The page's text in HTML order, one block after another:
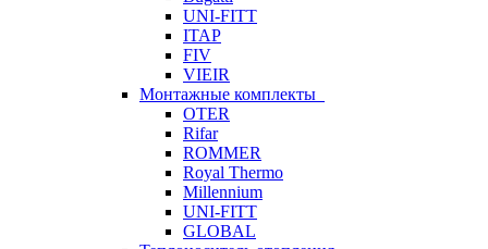
UNI-FITT
ITAP
FIV
VIEIR
Монтажные комплекты
OTER
Rifar
ROMMER
Royal Thermo
Millennium
UNI-FITT
GLOBAL